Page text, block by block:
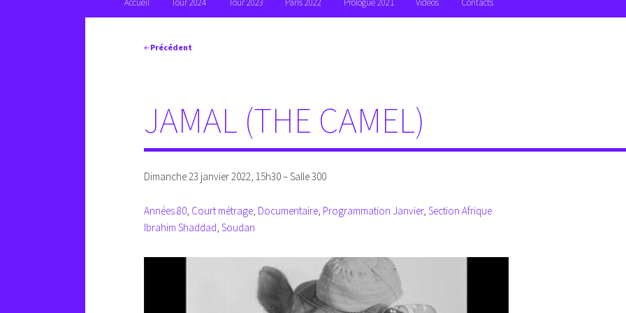
principal
Accueil Tour 2024 Tour 2023 Paris 2022 Prologue 2021 Vidéos Contacts
Navigation
articles
←Précédent
JAMAL (THE CAMEL)
Dimanche 23 janvier 2022, 15h30 – Salle 300
Années 80, Court métrage, Documentaire, Programmation Janvier, Section Afrique
Ibrahim Shaddad Soudan